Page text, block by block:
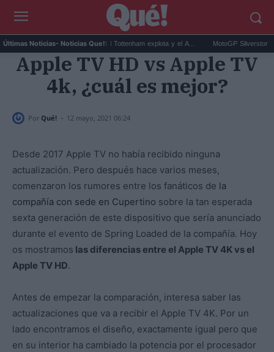
Últimas Noticias- Noticias Que!:
Cuti Romero Barcelona: el Tottenham explota y el A... MotoGP Silverstone:
Apple TV HD vs Apple TV
4k, ¿cuál es mejor?
Por Qué! - 12 mayo, 2021 06:24
Desde 2017 Apple TV no había recibido ninguna
actualización. Pero después hace varios meses,
comenzaron los rumores entre los fanáticos de la
compañía con sede en Cupertino sobre la tan esperada
sexta generación de este dispositivo que sería anunciado
durante el evento de Spring Loaded de la compañía. Hoy
os mostramos las diferencias entre el Apple TV 4K vs el
Apple TV HD.
Antes de empezar la comparación, interesa saber las
actualizaciones que va a recibir el Apple TV 4K. Por un
lado encontramos el diseño, exactamente igual pero que
en su interior ha cambiado la potencia por el procesador